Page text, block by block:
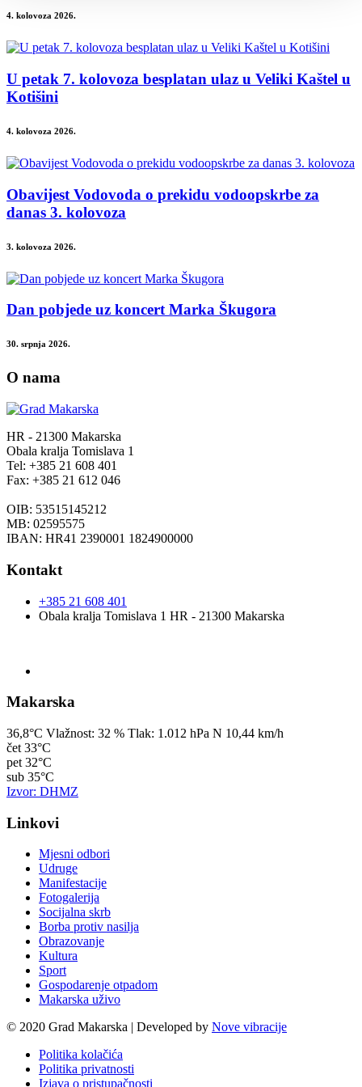
4. kolovoza 2026.
U petak 7. kolovoza besplatan ulaz u Veliki Kaštel u
Kotišini
4. kolovoza 2026.
Obavijest Vodovoda o prekidu vodoopskrbe za
danas 3. kolovoza
3. kolovoza 2026.
Dan pobjede uz koncert Marka Škugora
30. srpnja 2026.
O nama
HR - 21300 Makarska
Obala kralja Tomislava 1
Tel: +385 21 608 401
Fax: +385 21 612 046
OIB: 53515145212
MB: 02595575
IBAN: HR41 2390001 1824900000
Kontakt
+385 21 608 401
Obala kralja Tomislava 1 HR - 21300 Makarska
Makarska
36,8°C Vlažnost: 32 % Tlak: 1.012 hPa N 10,44 km/h
čet 33°C
pet 32°C
sub 35°C
Izvor: DHMZ
Linkovi
Mjesni odbori
Udruge
Manifestacije
Fotogalerija
Socijalna skrb
Borba protiv nasilja
Obrazovanje
Kultura
Sport
Gospodarenje otpadom
Makarska uživo
© 2020 Grad Makarska | Developed by Nove vibracije
Politika kolačića
Politika privatnosti
Izjava o pristupačnosti